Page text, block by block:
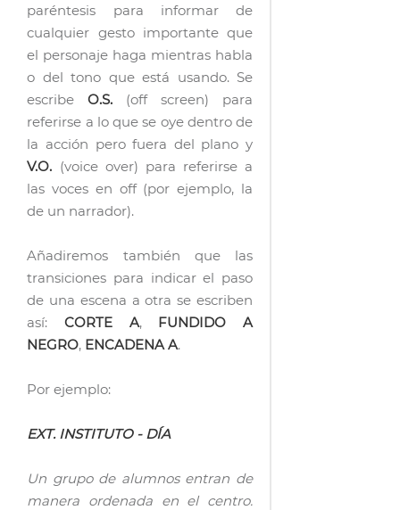
paréntesis para informar de
cualquier gesto importante que
el personaje haga mientras habla
o del tono que está usando. Se
escribeO.S. (off screen) para
referirse a lo que se oye dentro de
la acción pero fuera del plano y
V.O. (voice over) para referirse a
las voces en off (por ejemplo, la
de un narrador).
Añadiremos también que las
transiciones para indicar el paso
de una escena a otra se escriben
así:CORTE A, FUNDIDO A
NEGRO, ENCADENA A.
Por ejemplo:
EXT. INSTITUTO - DÍA
Un grupo de alumnos entran de
manera ordenada en el centro.